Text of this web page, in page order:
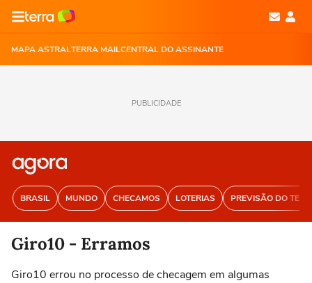
MAPA ASTRALTERRA MAILCENTRAL DO ASSINANTE
PUBLICIDADE
BRASIL MUNDO CHECAMOS LOTERIAS PREVISÃO DO
Giro10 - Erramos
Giro10 errou no processo de checagem em algumas